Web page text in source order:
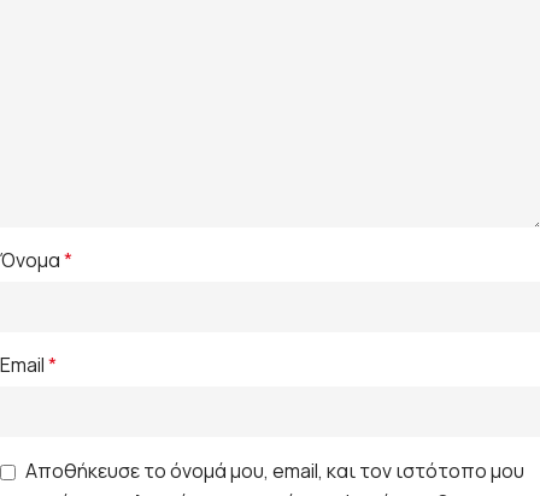
Όνομα*
Email*
Αποθήκευσε το όνομά μου, email, και τον ιστότοπο μου